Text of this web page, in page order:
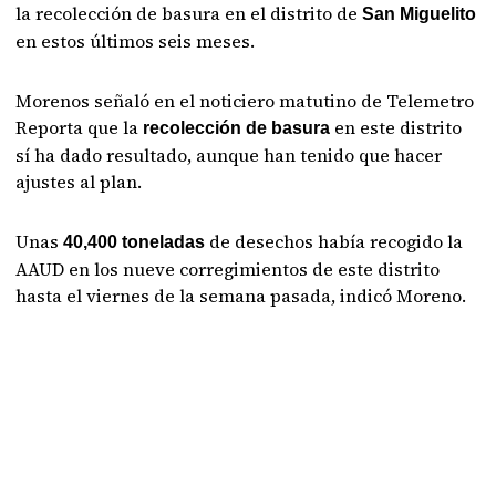
la recolección de basura en el distrito deSan Miguelito
en estos últimos seis meses.
Morenos señaló en el noticiero matutino de Telemetro
Reporta que la recolección de basura en este distrito
sí ha dado resultado, aunque han tenido que hacer
ajustes al plan.
Unas40,400 toneladas de desechos había recogido la
AAUD en los nueve corregimientos de este distrito
hasta el viernes de la semana pasada, indicó Moreno.